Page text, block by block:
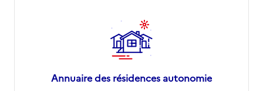
Annuaire des résidences autonomie